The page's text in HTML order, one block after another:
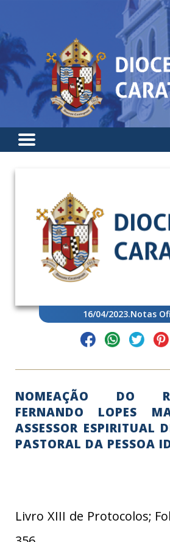
16/04/2023.Notas
NOMEAÇÃO DO
FERNANDO LOPES
ASSESSOR ESPIRITUAL
PASTORAL DA PESSOA
Livro XIII de Protocolos;